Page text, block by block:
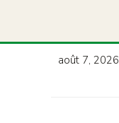
août 7, 2026